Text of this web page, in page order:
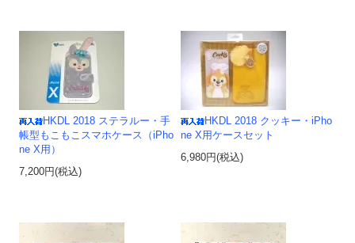
HKDL 2018 ステラルー・手
帳型もこもこスマホケース（iPho
ne X用）
7,200円(税込)
HKDL 2018 クッキー・iPho
ne X用ケースセット
6,980円(税込)